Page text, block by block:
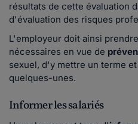
résultats de cette évaluation
d'évaluation des risques
L'employeur doit ainsi
nécessaires en vue de
sexuel, d'y mettre un terme
quelques-unes.
Informer les salariés